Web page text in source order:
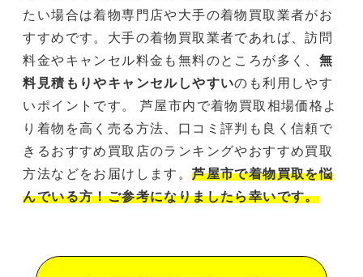
たい場合は着物専門店や大手の着物買取業者がお
すすめです。大手の着物買取業者であれば、訪問
料金やキャンセル料金も無料のところが多く、 無
料見積もりやキャンセルしやすいのも利用しやす
いポイントです。 芦屋市内で着物買取相場価格よ
り着物を高く売る方法、口コミ評判も良く信頼で
きるおすすめ買取店のランキングやおすすめ買取
方法などをお届けします。芦屋市で着物買取を悩
んでいる方！ご参考になりましたら幸いです。